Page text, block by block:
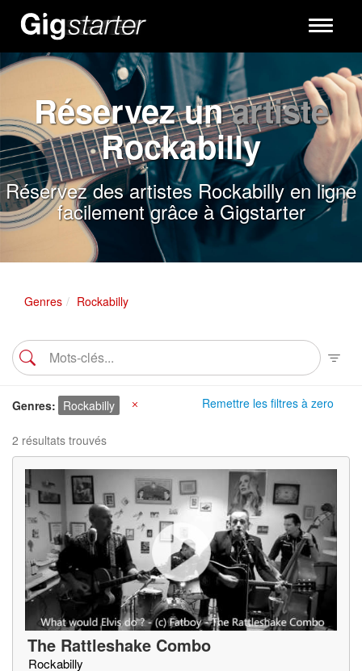
Toggle
Réservez unartiste
Rockabilly
Réservez des artistes Rockabilly en ligne
facilement grâce à Gigstarter
Genres Rockabilly
Remettre les filtres à zero
Genres Rockabilly
2 résultats trouvés
The Rattleshake Combo
Rockabilly